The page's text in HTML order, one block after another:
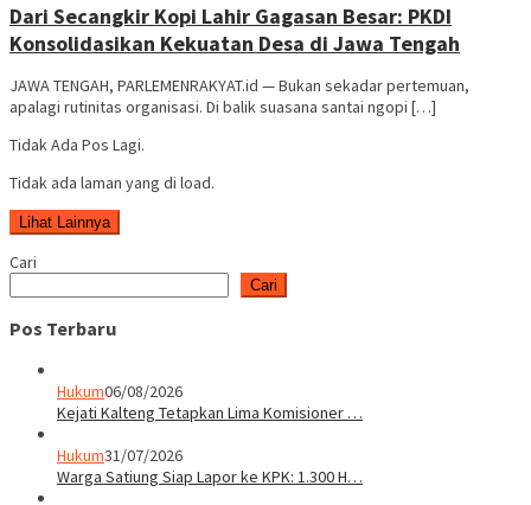
Dari Secangkir Kopi Lahir Gagasan Besar: PKDI
Konsolidasikan Kekuatan Desa di Jawa Tengah
JAWA TENGAH, PARLEMENRAKYAT.id — Bukan sekadar pertemuan,
apalagi rutinitas organisasi. Di balik suasana santai ngopi […]
Tidak Ada Pos Lagi.
Tidak ada laman yang di load.
Lihat Lainnya
Cari
Cari
Pos Terbaru
Hukum06/08/2026
Kejati Kalteng Tetapkan Lima Komisioner …
Hukum31/07/2026
Warga Satiung Siap Lapor ke KPK: 1.300 H…